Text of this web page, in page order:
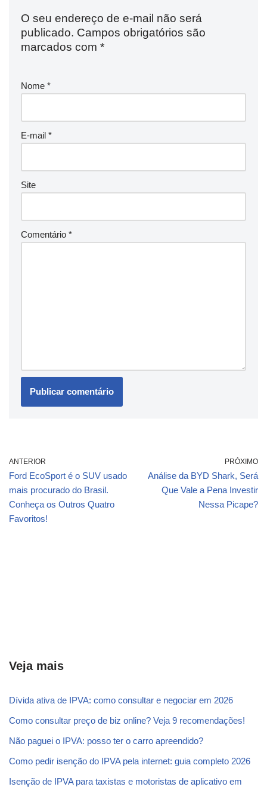
O seu endereço de e-mail não será
publicado. Campos obrigatórios são
marcados com *
Nome *
E-mail *
Site
Comentário *
ANTERIOR
Ford EcoSport é o SUV usado
mais procurado do Brasil.
Conheça os Outros Quatro
Favoritos!
PRÓXIMO
Análise da BYD Shark, Será
Que Vale a Pena Investir
Nessa Picape?
Veja mais
Dívida ativa de IPVA: como consultar e negociar em 2026
Como consultar preço de biz online? Veja 9 recomendações!
Não paguei o IPVA: posso ter o carro apreendido?
Como pedir isenção do IPVA pela internet: guia completo 2026
Isenção de IPVA para taxistas e motoristas de aplicativo em